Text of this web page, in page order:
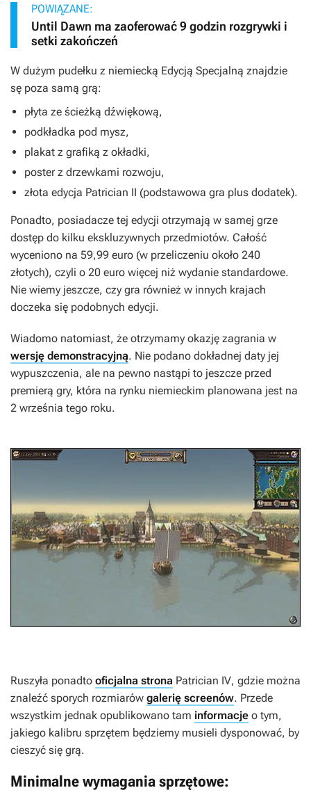
POWIĄZANE:
Until Dawn ma zaoferować 9 godzin rozgrywki i
setki zakończeń
W dużym pudełku z niemiecką Edycją Specjalną znajdzie
sę poza samą grą:
płyta ze ścieżką dźwiękową,
podkładka pod mysz,
plakat z grafiką z okładki,
poster z drzewkami rozwoju,
złota edycja Patrician II (podstawowa gra plus dodatek).
Ponadto, posiadacze tej edycji otrzymają w samej grze
dostęp do kilku ekskluzywnych przedmiotów. Całość
wyceniono na 59,99 euro (w przeliczeniu około 240
złotych), czyli o 20 euro więcej niż wydanie standardowe.
Nie wiemy jeszcze, czy gra również w innych krajach
doczeka się podobnych edycji.
Wiadomo natomiast, że otrzymamy okazję zagrania w
wersję demonstracyjną. Nie podano dokładnej daty jej
wypuszczenia, ale na pewno nastąpi to jeszcze przed
premierą gry, która na rynku niemieckim planowana jest na
2 września tego roku.
Ruszyła ponadto oficjalna strona Patrician IV, gdzie można
znaleźć sporych rozmiarów galerię screenów. Przede
wszystkim jednak opublikowano tam informacje o tym,
jakiego kalibru sprzętem będziemy musieli dysponować, by
cieszyć się grą.
Minimalne wymagania sprzętowe: